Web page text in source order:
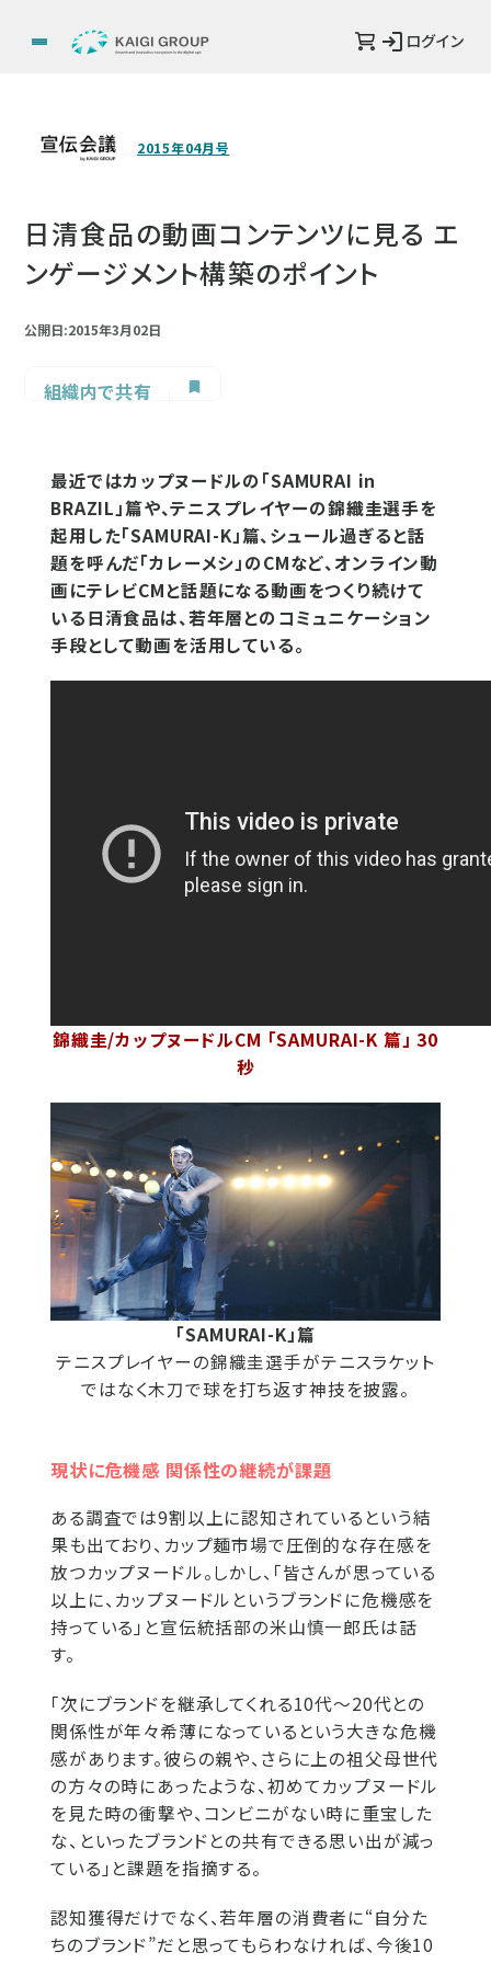
ログイン
2015年04月号
日清食品の動画コンテンツに見る エ
ンゲージメント構築のポイント
公開日:2015年3月02日
組織内で共有
最近ではカップヌードルの「SAMURAI in
BRAZIL」篇や、テニスプレイヤーの錦織圭選手を
起用した「SAMURAI-K」篇、シュール過ぎると話
題を呼んだ「カレーメシ」のCMなど、オンライン動
画にテレビCMと話題になる動画をつくり続けて
いる日清食品は、若年層とのコミュニケーション
手段として動画を活用している。
錦織圭/カップヌードルCM 「SAMURAI-K 篇」 30
秒
「SAMURAI-K」篇
テニスプレイヤーの錦織圭選手がテニスラケット
ではなく木刀で球を打ち返す神技を披露。
現状に危機感 関係性の継続が課題
ある調査では9割以上に認知されているという結
果も出ており、カップ麺市場で圧倒的な存在感を
放つカップヌードル。しかし、「皆さんが思っている
以上に、カップヌードルというブランドに危機感を
持っている」と宣伝統括部の米山慎一郎氏は話
す。
「次にブランドを継承してくれる10代～20代との
関係性が年々希薄になっているという大きな危機
感があります。彼らの親や、さらに上の祖父母世代
の方々の時にあったような、初めてカップヌードル
を見た時の衝撃や、コンビニがない時に重宝した
な、といったブランドとの共有できる思い出が減っ
ている」と課題を指摘する。
認知獲得だけでなく、若年層の消費者に“自分た
ちのブランド”だと思ってもらわなければ、今後10